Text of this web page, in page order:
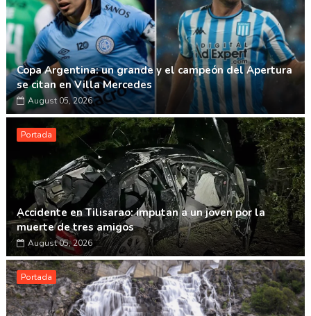
Copa Argentina: un grande y el campeón del Apertura
se citan en Villa Mercedes
August 05, 2026
Portada
Accidente en Tilisarao: imputan a un joven por la
muerte de tres amigos
August 05, 2026
Portada